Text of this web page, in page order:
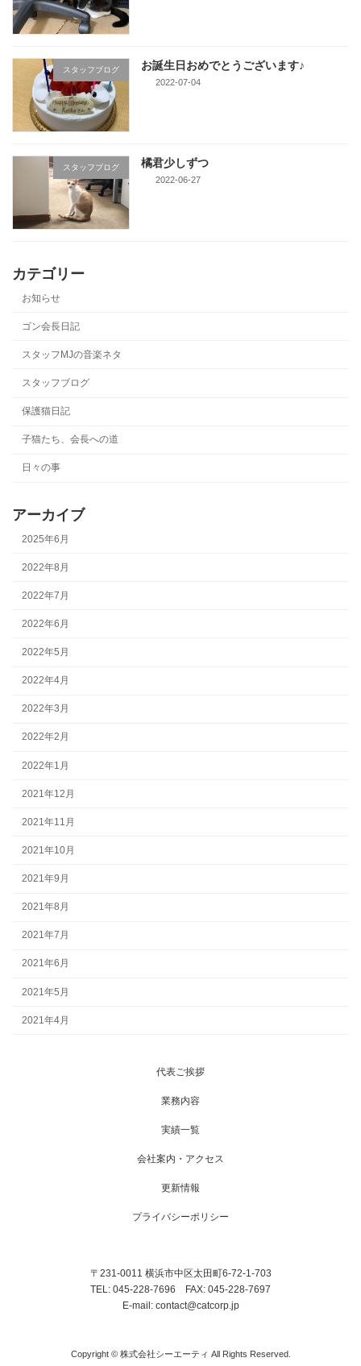
スタッフブログ お誕生日おめでとうございます♪
2022-07-04
スタッフブログ 橘君少しずつ
2022-06-27
カテゴリー
お知らせ
ゴン会長日記
スタッフMJの音楽ネタ
スタッフブログ
保護猫日記
子猫たち、会長への道
日々の事
アーカイブ
2025年6月
2022年8月
2022年7月
2022年6月
2022年5月
2022年4月
2022年3月
2022年2月
2022年1月
2021年12月
2021年11月
2021年10月
2021年9月
2021年8月
2021年7月
2021年6月
2021年5月
2021年4月
代表ご挨拶
業務内容
実績一覧
会社案内・アクセス
更新情報
プライバシーポリシー
〒231-0011 横浜市中区太田町6-72-1-703
TEL: 045-228-7696 FAX: 045-228-7697
E-mail: contact@catcorp.jp
Copyright © 株式会社シーエーティ All Rights Reserved.